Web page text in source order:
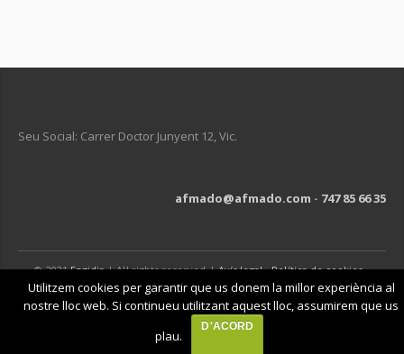
Seu Social: Carrer Doctor Junyent 12, Vic.
afmado@afmado.com - 747 85 66 35
© 2021Engidia| All rights reserved |Avís legal-Política de cookies-
Política de privacitat
Utilitzem cookies per garantir que us donem la millor experiència al
nostre lloc web. Si continueu utilitzant aquest lloc, assumirem que us
plau.
D'ACORD